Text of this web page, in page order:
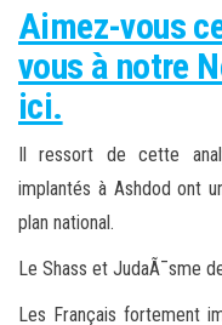
Aimez-vous
vous à notre
ici.
Il ressort de cette
implantés à Ashdod ont
plan national.
Le Shass et JudaÃ¯sme
Les Français fortement